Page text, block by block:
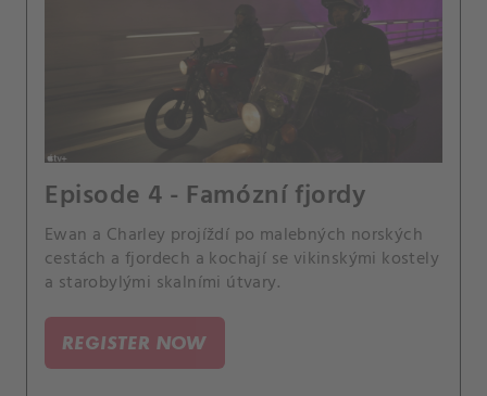
Episode 4 - Famózní fjordy
Ewan a Charley projíždí po malebných norských
cestách a fjordech a kochají se vikinskými kostely
a starobylými skalními útvary.
REGISTER NOW